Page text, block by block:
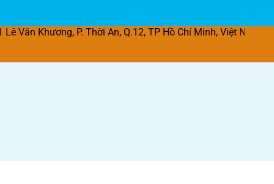
P. Thời An, Q.12, TP Hồ Chí Minh, Việt Nam